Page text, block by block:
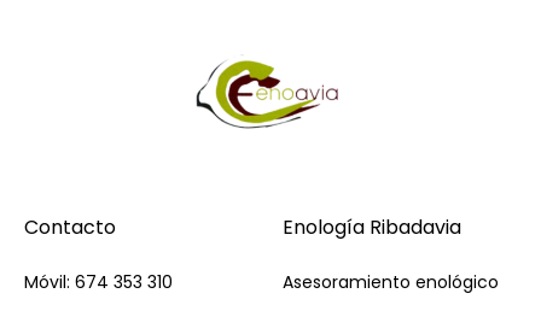
Contacto
Móvil: 674 353 310
Enología Ribadavia
Asesoramiento enológico